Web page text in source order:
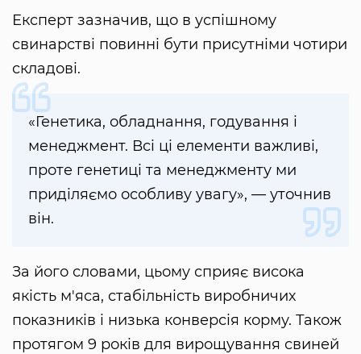
Експерт зазначив, що в успішному
свинарстві повинні бути присутніми чотири
складові.
«Генетика, обладнання, годування і
менеджмент. Всі ці елементи важливі,
проте генетиці та менеджменту ми
приділяємо особливу увагу», — уточнив
він.
За його словами, цьому сприяє висока
якість м'яса, стабільність виробничих
показників і низька конверсія корму. Також
протягом 9 років для вирощування свиней